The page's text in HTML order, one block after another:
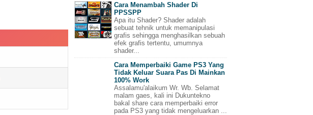
Cara Menambah Shader Di
PPSSPP
Apa itu Shader? Shader adalah
sebuat tehnik untuk memanipulasi
grafis sehingga menghasilkan sebuah
efek grafis tertentu, umumnya
shader...
Cara Memperbaiki Game PS3 Yang
Tidak Keluar Suara Pas Di Mainkan
100% Work
Assalamu'alaikum Wr. Wb. Selamat
malam gaes, kali ini Dukuntekno
bakal share cara memperbaiki error
pada PS3 yang tidak mengeluarkan ...